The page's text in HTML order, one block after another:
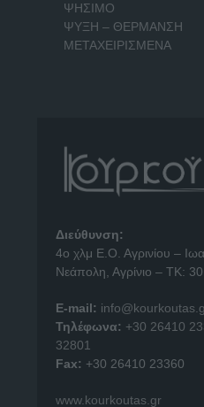
ΨΗΣΙΜΟ
ΨΥΞΗ – ΘΕΡΜΑΝΣΗ
ΜΕΤΑΧΕΙΡΙΣΜΕΝΑ
Διεύθυνση:
4o χλμ Ε.Ο. Αγρινίου –
Νεάπολη, Αγρίνιο – ΤΚ:
E-mail:
Τηλέφωνα: +30 26410
32801
Fax: +30 26410 23360
www.kourkoutas.gr